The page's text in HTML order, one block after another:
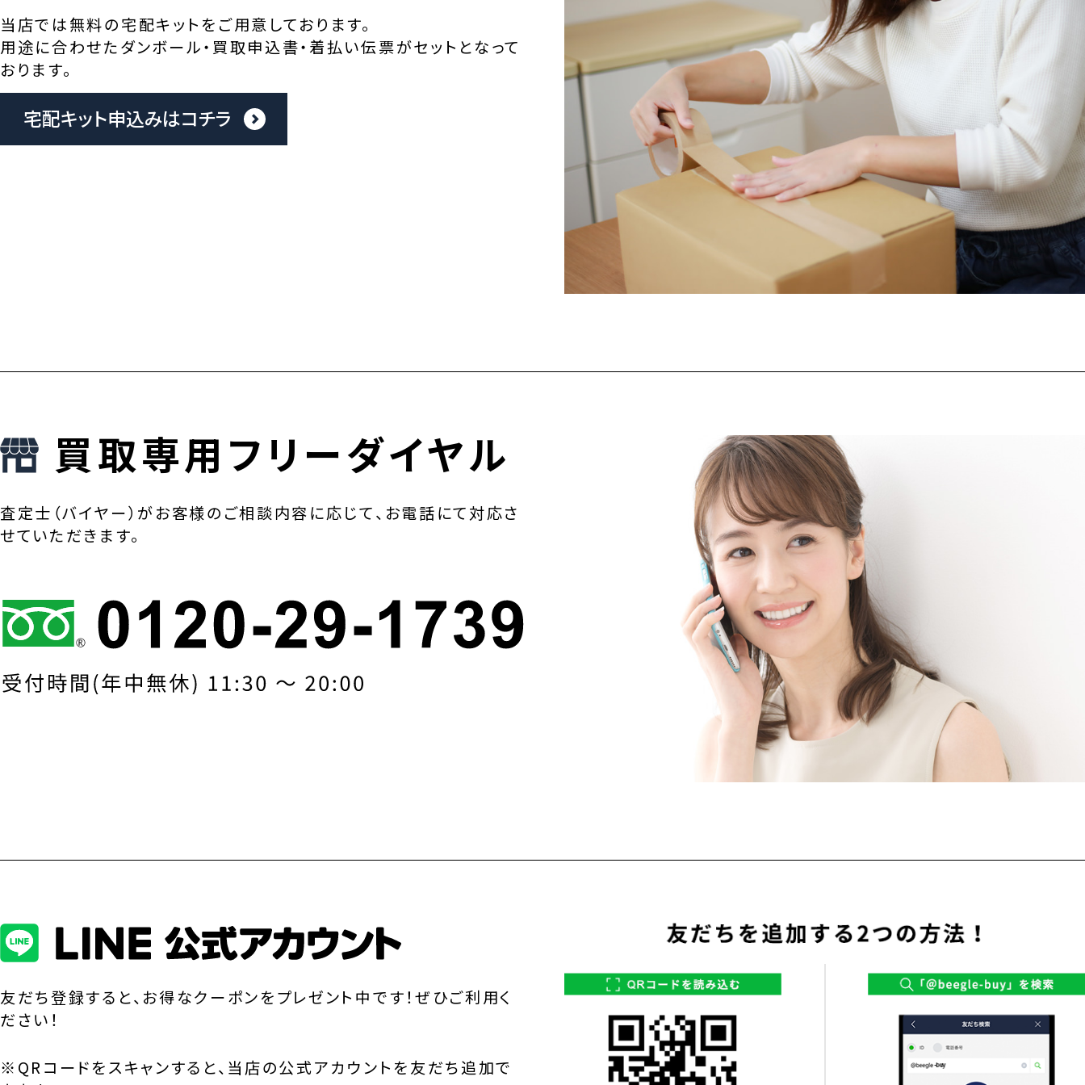
当店では無料の宅配キットをご用意しております。
用途に合わせたダンボール・買取申込書・着払い伝票がセットとなって
おります。
宅配キット申込みはコチラ
買取専用フリーダイヤル
査定士（バイヤー）がお客様のご相談内容に応じて、お電話にて対応さ
せていただきます。
友だち登録すると、お得なクーポンをプレゼント中です！ぜひご利用く
ださい！
※QRコードをスキャンすると、当店の公式アカウントを友だち追加で